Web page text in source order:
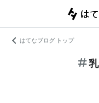
はてなブログ トップ